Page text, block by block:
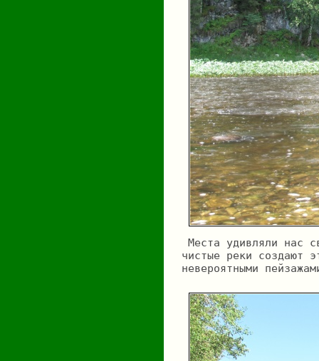
Места удивляли нас
чистые реки создают
невероятными